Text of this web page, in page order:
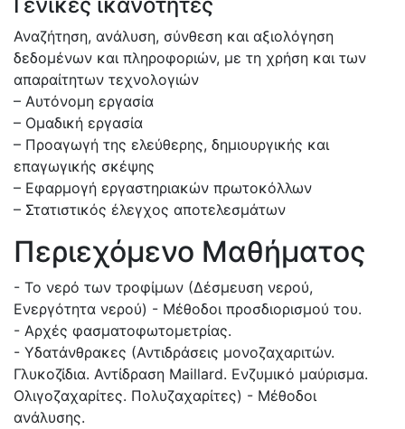
Αναζήτηση, ανάλυση, σύνθεση και αξιολόγηση
δεδομένων και πληροφοριών, με τη χρήση και των
απαραίτητων τεχνολογιών
– Αυτόνομη εργασία
– Ομαδική εργασία
– Προαγωγή της ελεύθερης, δημιουργικής και
επαγωγικής σκέψης
– Εφαρμογή εργαστηριακών πρωτοκόλλων
– Στατιστικός έλεγχος αποτελεσμάτων
Περιεχόμενο Μαθήματος
- Το νερό των τροφίμων (Δέσμευση νερού,
Ενεργότητα νερού) - Μέθοδοι προσδιορισμού του.
- Αρχές φασματοφωτομετρίας.
- Υδατάνθρακες (Αντιδράσεις μονοζαχαριτών.
Γλυκοζίδια. Αντίδραση Maillard. Ενζυμικό μαύρισμα.
Ολιγοζαχαρίτες. Πολυζαχαρίτες) - Μέθοδοι
ανάλυσης.